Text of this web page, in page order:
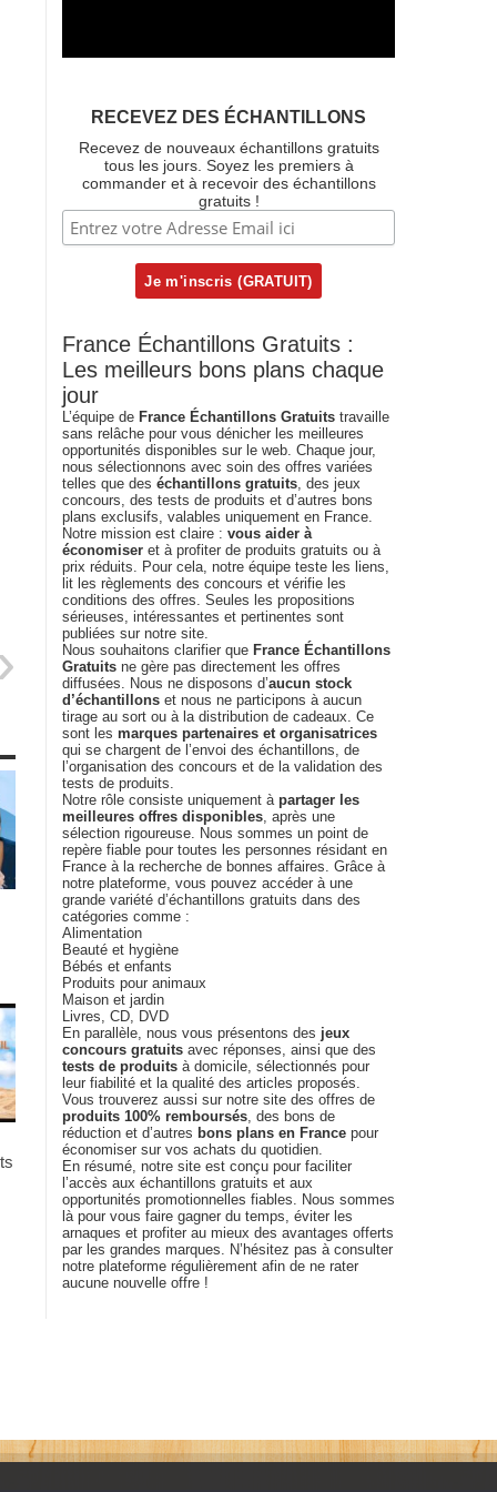
RECEVEZ DES ÉCHANTILLONS
Recevez de nouveaux échantillons gratuits
tous les jours. Soyez les premiers à
commander et à recevoir des échantillons
gratuits !
France Échantillons Gratuits :
Les meilleurs bons plans chaque
jour
L’équipe de France Échantillons Gratuits travaille
sans relâche pour vous dénicher les meilleures
opportunités disponibles sur le web. Chaque jour,
nous sélectionnons avec soin des offres variées
telles que des échantillons gratuits, des jeux
concours, des tests de produits et d’autres bons
plans exclusifs, valables uniquement en France.
Notre mission est claire : vous aider à
économiser et à profiter de produits gratuits ou à
prix réduits. Pour cela, notre équipe teste les liens,
lit les règlements des concours et vérifie les
conditions des offres. Seules les propositions
sérieuses, intéressantes et pertinentes sont
publiées sur notre site.
Nous souhaitons clarifier que France Échantillons
Gratuits ne gère pas directement les offres
diffusées. Nous ne disposons d’aucun stock
d’échantillons et nous ne participons à aucun
tirage au sort ou à la distribution de cadeaux. Ce
sont les marques partenaires et organisatrices
qui se chargent de l’envoi des échantillons, de
l’organisation des concours et de la validation des
tests de produits.
Notre rôle consiste uniquement à partager les
meilleures offres disponibles, après une
sélection rigoureuse. Nous sommes un point de
repère fiable pour toutes les personnes résidant en
France à la recherche de bonnes affaires. Grâce à
notre plateforme, vous pouvez accéder à une
grande variété d’échantillons gratuits dans des
catégories comme :
Alimentation
Beauté et hygiène
Bébés et enfants
Produits pour animaux
Maison et jardin
Livres, CD, DVD
En parallèle, nous vous présentons des jeux
concours gratuits avec réponses, ainsi que des
tests de produits à domicile, sélectionnés pour
leur fiabilité et la qualité des articles proposés.
Vous trouverez aussi sur notre site des offres de
produits 100% remboursés, des bons de
réduction et d’autres bons plans en France pour
économiser sur vos achats du quotidien.
En résumé, notre site est conçu pour faciliter
l’accès aux échantillons gratuits et aux
opportunités promotionnelles fiables. Nous sommes
là pour vous faire gagner du temps, éviter les
arnaques et profiter au mieux des avantages offerts
par les grandes marques. N’hésitez pas à consulter
notre plateforme régulièrement afin de ne rater
aucune nouvelle offre !